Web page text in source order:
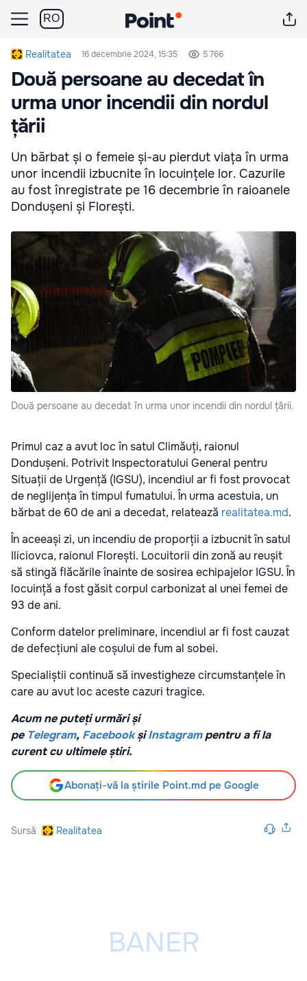
RO
Realitatea 16 decembrie 2024, 15:35 5 766
Două persoane au decedat în
urma unor incendii din nordul
țării
Un bărbat și o femeie și-au pierdut viața în urma
unor incendii izbucnite în locuințele lor. Cazurile
au fost înregistrate pe 16 decembrie în raioanele
Dondușeni și Florești.
Două persoane au decedat în urma unor incendii din nordul țării.
Primul caz a avut loc în satul Climăuți, raionul
Dondușeni. Potrivit Inspectoratului General pentru
Situații de Urgență (IGSU), incendiul ar fi fost provocat
de neglijența în timpul fumatului. În urma acestuia, un
bărbat de 60 de ani a decedat, relatează realitatea.md.
În aceeași zi, un incendiu de proporții a izbucnit în satul
Iliciovca, raionul Florești. Locuitorii din zonă au reușit
să stingă flăcările înainte de sosirea echipajelor IGSU. În
locuință a fost găsit corpul carbonizat al unei femei de
93 de ani.
Conform datelor preliminare, incendiul ar fi fost cauzat
de defecțiuni ale coșului de fum al sobei.
Specialiștii continuă să investigheze circumstanțele în
care au avut loc aceste cazuri tragice.
Acum ne puteți urmări și
pe Telegram, Facebook șiInstagrampentru a fi la
curent cu ultimele știri.
Abonați-vă la știrile Point.md pe Google
Sursă Realitatea